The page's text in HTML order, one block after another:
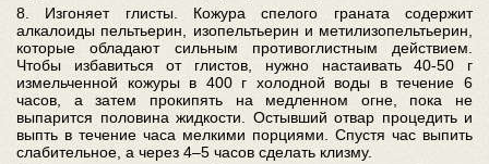
8. Изгоняет глисты. Кожура спелого граната содержит
алкалоиды пельтьерин, изопельтьерин и метилизопельтьерин,
которые обладают сильным противоглистным действием.
Чтобы избавиться от глистов, нужно настаивать 40-50 г
измельченной кожуры в 400 г холодной воды в течение 6
часов, а затем прокипять на медленном огне, пока не
выпарится половина жидкости. Остывший отвар процедить и
выпть в течение часа мелкими порциями. Спустя час выпить
слабительное, а через 4–5 часов сделать клизму.